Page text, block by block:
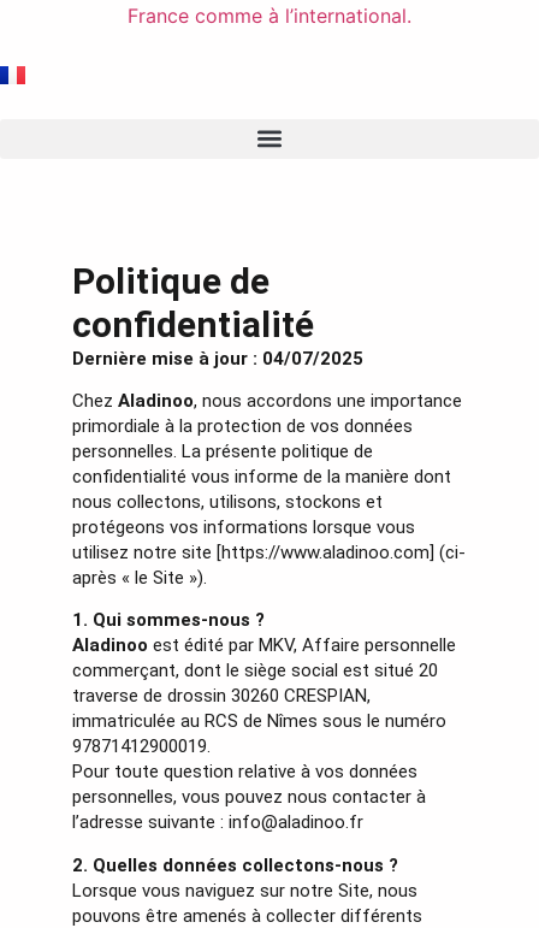
Politique de
confidentialité
Dernière mise à jour : 04/07/2025
Chez Aladinoo, nous accordons une importance
primordiale à la protection de vos données
personnelles. La présente politique de
confidentialité vous informe de la manière dont
nous collectons, utilisons, stockons et
protégeons vos informations lorsque vous
utilisez notre site [https://www.aladinoo.com] (ci-
après « le Site »).
1. Qui sommes-nous ?
Aladinoo est édité par MKV, Affaire personnelle
commerçant, dont le siège social est situé 20
traverse de drossin 30260 CRESPIAN,
immatriculée au RCS de Nîmes sous le numéro
97871412900019.
Pour toute question relative à vos données
personnelles, vous pouvez nous contacter à
l’adresse suivante : info@aladinoo.fr
2. Quelles données collectons-nous ?
Lorsque vous naviguez sur notre Site, nous
pouvons être amenés à collecter différents